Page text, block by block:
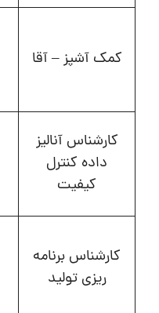
کمک آشپز – آقا
کارشناس آنالیز
داده کنترل
کیفیت
کارشناس برنامه
ریزی تولید